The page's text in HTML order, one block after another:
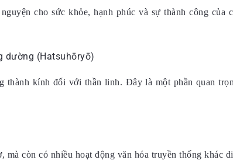
cho sức khỏe, hạnh phúc và sự thành công
thành kính đối với thần linh. Đây là một phần quan
còn có nhiều hoạt động văn hóa truyền thống khác